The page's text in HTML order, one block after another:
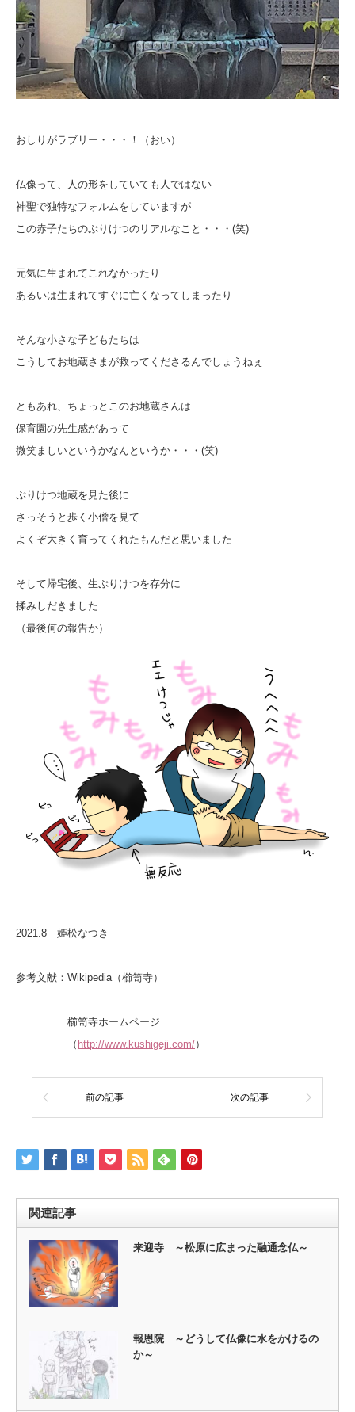
おしりがラブリー・・・！（おい）
仏像って、人の形をしていても人ではない
神聖で独特なフォルムをしていますが
この赤子たちのぷりけつのリアルなこと・・・(笑)
元気に生まれてこれなかったり
あるいは生まれてすぐに亡くなってしまったり
そんな小さな子どもたちは
こうしてお地蔵さまが救ってくださるんでしょうねぇ
ともあれ、ちょっとこのお地蔵さんは
保育園の先生感があって
微笑ましいというかなんというか・・・(笑)
ぷりけつ地蔵を見た後に
さっそうと歩く小僧を見て
よくぞ大きく育ってくれたもんだと思いました
そして帰宅後、生ぷりけつを存分に
揉みしだきました
（最後何の報告か）
2021.8 姫松なつき
参考文献：Wikipedia（櫛笥寺）
櫛笥寺ホームページ
（ http://www.kushigeji.com/）
前の記事 次の記事
関連記事
来迎寺 ～松原に広まった融通念仏～
報恩院 ～どうして仏像に水をかけるの
か～